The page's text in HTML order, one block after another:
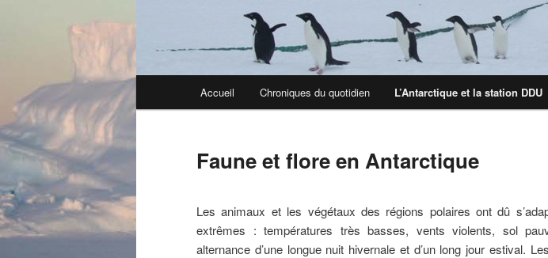
Accueil Chroniques du quotidien L’Antarctique et la station DDU
Faune et flore en Antarctique
Les animaux et les végétaux des régions polaires ont dû
extrêmes : températures très basses, vents violents, sol
alternance d’une longue nuit hivernale et d’un long jour estival.